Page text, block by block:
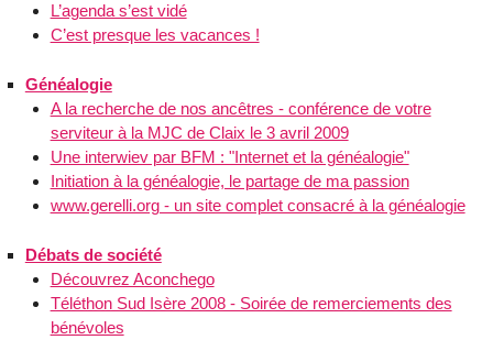
L’agenda s’est vidé
C’est presque les vacances !
Généalogie
A la recherche de nos ancêtres - conférence de votre
serviteur à la MJC de Claix le 3 avril 2009
Une interwiev par BFM : "Internet et la généalogie"
Initiation à la généalogie, le partage de ma passion
www.gerelli.org - un site complet consacré à la généalogie
Débats de société
Découvrez Aconchego
Téléthon Sud Isère 2008 - Soirée de remerciements des
bénévoles